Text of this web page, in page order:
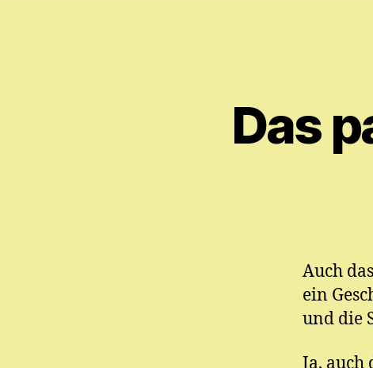
Das
Auch
ein
und die
Ja,